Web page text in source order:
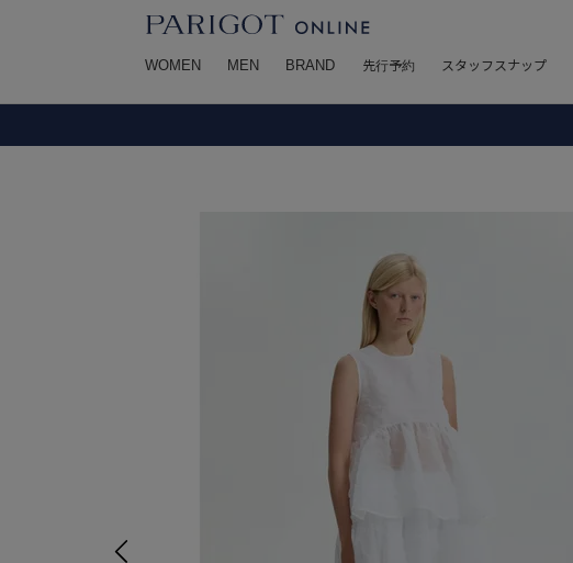
WOMEN MEN BRAND 先行予約 スタッフスナップ